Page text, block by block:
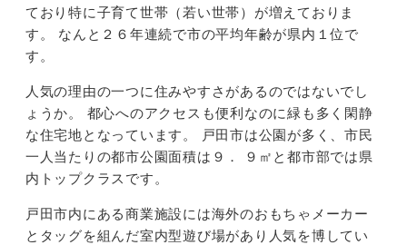
ており特に子育て世帯（若い世帯）が増えておりま
す。 なんと２６年連続で市の平均年齢が県内１位で
す。
人気の理由の一つに住みやすさがあるのではないでし
ょうか。 都心へのアクセスも便利なのに緑も多く閑静
な住宅地となっています。 戸田市は公園が多く、市民
一人当たりの都市公園面積は９． ９㎡と都市部では県
内トップクラスです。
戸田市内にある商業施設には海外のおもちゃメーカー
とタッグを組んだ室内型遊び場があり人気を博してい